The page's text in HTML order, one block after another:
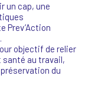
un cap, une
Prev’Action
objectif de relier
au travail,
du